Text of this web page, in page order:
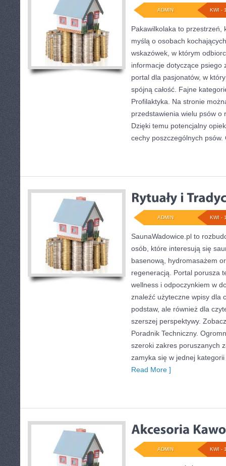
KWI -
ADMIN
Pakawilkolaka to przestrzeń,
myślą o osobach
wskazówek, w którym
informacje dotyczące psiego
portal dla pasjonatów, w
spójną całość. Fajne
Profilaktyka. Na stronie
przedstawienia wielu psów o
Dzięki temu potencjalny
cechy poszczególnych psów.
KWI -
ADMIN
SaunaWadowice.pl to
osób, które interesują się
basenową, hydromasażem
regeneracją. Portal porusza
wellness i odpoczynkiem w
znaleźć użyteczne wpisy dla
podstaw, ale również dla
szerszej perspektywy.
Poradnik Techniczny.
szeroki zakres poruszanych
zamyka się w jednej
Read More ]
KWI -
ADMIN